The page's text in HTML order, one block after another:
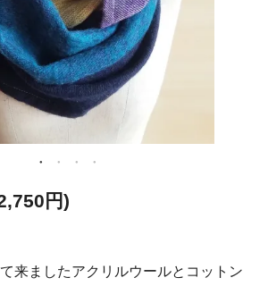
円)
来ましたアクリルウールとコットン